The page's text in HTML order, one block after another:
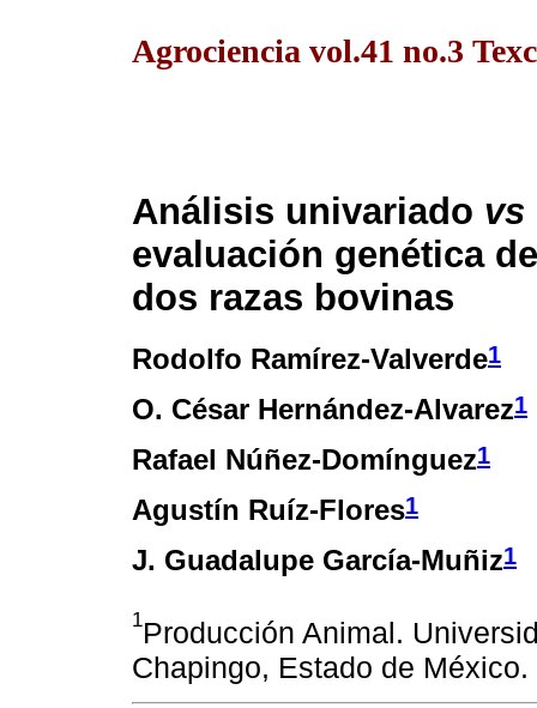
Agrociencia vol.41 no.3
Análisis univariado vs
evaluación genética
dos razas bovinas
Rodolfo Ramírez-Valverde1
O. César Hernández-Alvarez1
Rafael Núñez-Domínguez1
Agustín Ruíz-Flores1
J. Guadalupe García-Muñiz1
1Producción Animal.
Chapingo, Estado de